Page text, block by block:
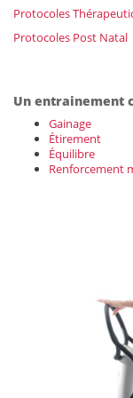
Protocoles
Protocoles Post Natal
Un entrainement
Gainage
Étirement
Équilibre
Renforcement